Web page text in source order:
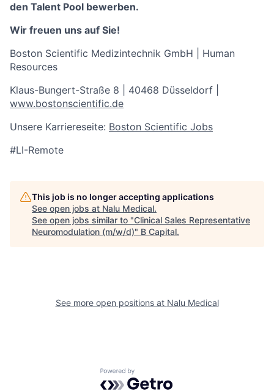
den Talent Pool bewerben.
Wir freuen uns auf Sie!
Boston Scientific Medizintechnik GmbH | Human
Resources
Klaus-Bungert-Straße 8 | 40468 Düsseldorf |
www.bostonscientific.de
Unsere Karriereseite: Boston Scientific Jobs
#LI-Remote
This job is no longer accepting applications
See open jobs at Nalu Medical.
See open jobs similar to "Clinical Sales Representative
Neuromodulation (m/w/d)" B Capital.
See more open positions at Nalu Medical
Powered by Getro.com